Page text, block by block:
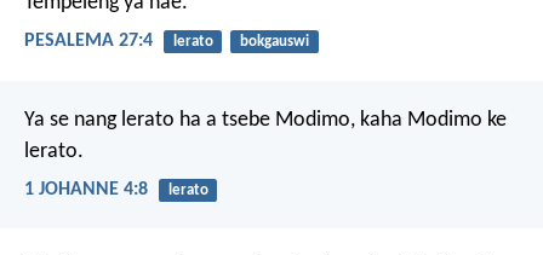
PESALEMA 27:4 lerato bokgauswi
Ya se nang lerato ha a tsebe Modimo, kaha Modimo ke
lerato.
1 JOHANNE 4:8 lerato